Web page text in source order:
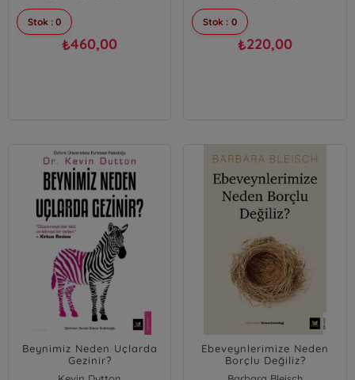
Stok : 0
₺460,00
Stok : 0
₺220,00
Beynimiz Neden Uçlarda
Gezinir?
Ebeveynlerimize Neden
Borçlu Değiliz?